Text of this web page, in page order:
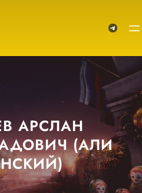
Telegram
АРСЛАН
(АЛИ